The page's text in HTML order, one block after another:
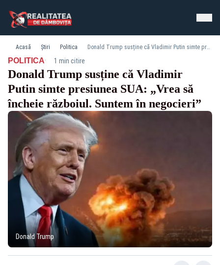
Acasă Știri Politica Donald Trump susține că Vladimir Putin simte presiunea SUA: „Vrea să încheie războiul. Suntem în negocieri”
POLITICA· 1 min citire
Donald Trump susține că Vladimir
Putin simte presiunea SUA: „Vrea să
încheie războiul. Suntem în negocieri”
Donald Trump